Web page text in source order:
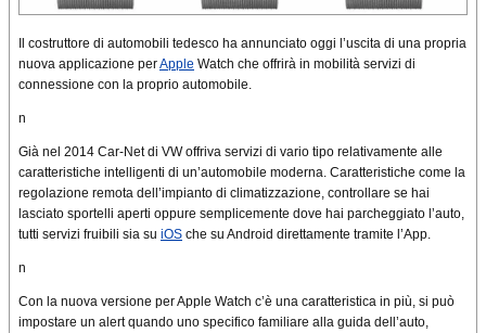
Il costruttore di automobili tedesco ha annunciato oggi l’uscita di una propria
nuova applicazione perApple Watch che offrirà in mobilità servizi di
connessione con la proprio automobile.
n
Già nel 2014 Car-Net di VW offriva servizi di vario tipo relativamente alle
caratteristiche intelligenti di un’automobile moderna. Caratteristiche come la
regolazione remota dell’impianto di climatizzazione, controllare se hai
lasciato sportelli aperti oppure semplicemente dove hai parcheggiato l’auto,
tutti servizi fruibili sia su iOS che su Android direttamente tramite l’App.
n
Con la nuova versione per Apple Watch c’è una caratteristica in più, si può
impostare un alert quando uno specifico familiare alla guida dell’auto,